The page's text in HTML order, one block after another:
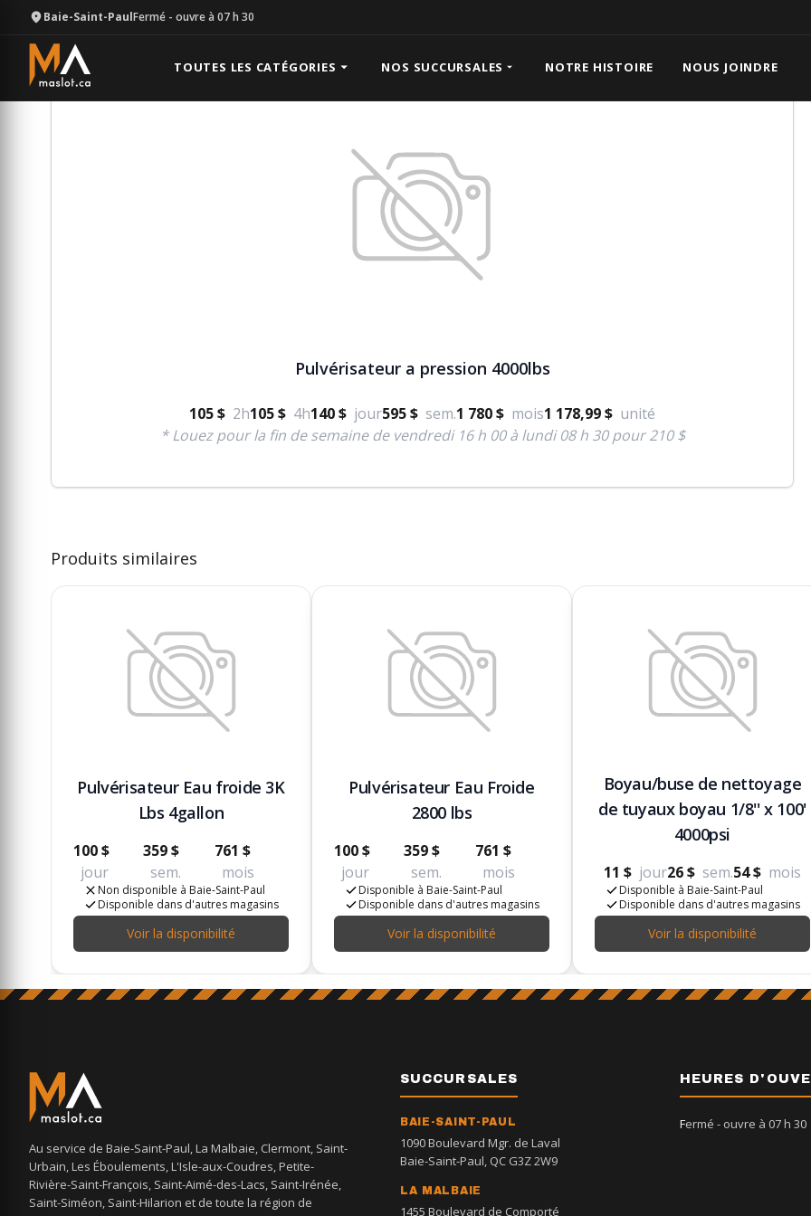
Baie-Saint-PaulFermé - ouvre à 07 h 30
TOUTES LES CATÉGORIES NOS SUCCURSALES NOTRE HISTOIRE NOUS JOINDRE
Équipement Laveuse à pression
Pulvérisateur a pression 4000lbs
105 $ 2h105 $ 4h140 $ jour595 $ sem.1 780 $ mois1 178,99 $ unité
* Louez pour la fin de semaine de vendredi 16 h 00 à lundi 08 h 30 pour 210 $
Produits similaires
Pulvérisateur Eau froide 3K
Lbs 4gallon
100 $
jour
359 $
sem.
761 $
mois
Non disponible à Baie-Saint-Paul
Disponible dans d'autres magasins
Voir la disponibilité
Pulvérisateur Eau Froide
2800 lbs
100 $
jour
359 $
sem.
761 $
mois
Disponible à Baie-Saint-Paul
Disponible dans d'autres magasins
Voir la disponibilité
Boyau/buse de nettoyage
de tuyaux boyau 1/8'' x 100'
4000psi
11 $ jour26 $ sem.54 $ mois
Disponible à Baie-Saint-Paul
Disponible dans d'autres magasins
Voir la disponibilité
Au service de Baie-Saint-Paul, La Malbaie, Clermont, Saint-
Urbain, Les Éboulements, L'Isle-aux-Coudres, Petite-
Rivière-Saint-François, Saint-Aimé-des-Lacs, Saint-Irénée,
Saint-Siméon, Saint-Hilarion et de toute la région de
SUCCURSALES
BAIE-SAINT-PAUL
1090 Boulevard Mgr. de Laval
Baie-Saint-Paul, QC G3Z 2W9
LA MALBAIE
1455 Boulevard de Comporté
HEURES
Fermé - ouvre à 07 h 30